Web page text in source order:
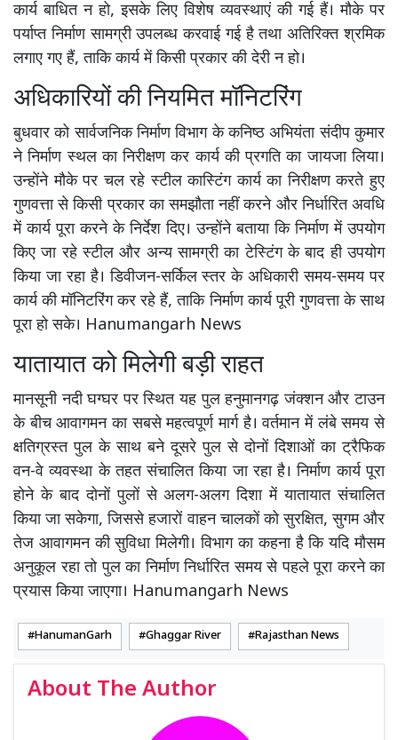
कार्य बाधित न हो, इसके लिए विशेष व्यवस्थाएं की गई हैं। मौके पर
पर्याप्त निर्माण सामग्री उपलब्ध करवाई गई है तथा अतिरिक्त श्रमिक
लगाए गए हैं, ताकि कार्य में किसी प्रकार की देरी न हो।
अधिकारियों की नियमित मॉनिटरिंग
बुधवार को सार्वजनिक निर्माण विभाग के कनिष्ठ अभियंता संदीप कुमार
ने निर्माण स्थल का निरीक्षण कर कार्य की प्रगति का जायजा लिया।
उन्होंने मौके पर चल रहे स्टील कास्टिंग कार्य का निरीक्षण करते हुए
गुणवत्ता से किसी प्रकार का समझौता नहीं करने और निर्धारित अवधि
में कार्य पूरा करने के निर्देश दिए। उन्होंने बताया कि निर्माण में उपयोग
किए जा रहे स्टील और अन्य सामग्री का टेस्टिंग के बाद ही उपयोग
किया जा रहा है। डिवीजन-सर्किल स्तर के अधिकारी समय-समय पर
कार्य की मॉनिटरिंग कर रहे हैं, ताकि निर्माण कार्य पूरी गुणवत्ता के साथ
पूरा हो सके। Hanumangarh News
यातायात को मिलेगी बड़ी राहत
मानसूनी नदी घग्घर पर स्थित यह पुल हनुमानगढ़ जंक्शन और टाउन
के बीच आवागमन का सबसे महत्वपूर्ण मार्ग है। वर्तमान में लंबे समय से
क्षतिग्रस्त पुल के साथ बने दूसरे पुल से दोनों दिशाओं का ट्रैफिक
वन-वे व्यवस्था के तहत संचालित किया जा रहा है। निर्माण कार्य पूरा
होने के बाद दोनों पुलों से अलग-अलग दिशा में यातायात संचालित
किया जा सकेगा, जिससे हजारों वाहन चालकों को सुरक्षित, सुगम और
तेज आवागमन की सुविधा मिलेगी। विभाग का कहना है कि यदि मौसम
अनुकूल रहा तो पुल का निर्माण निर्धारित समय से पहले पूरा करने का
प्रयास किया जाएगा। Hanumangarh News
HanumanGarh Ghaggar River Rajasthan News
About The Author